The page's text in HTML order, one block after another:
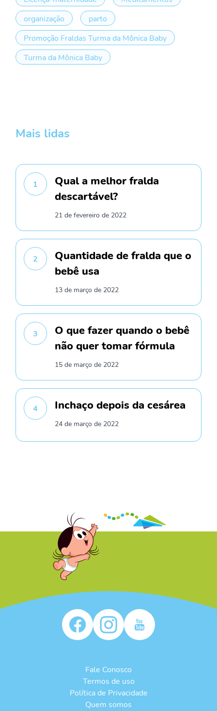
organização
parto
Promoção Fraldas Turma da Mônica Baby
Turma da Mônica Baby
Mais lidas
1
Qual a melhor fralda
descartável?
21 de fevereiro de 2022
2
Quantidade de fralda que o
bebê usa
13 de março de 2022
3
O que fazer quando o bebê
não quer tomar fórmula
15 de março de 2022
4 Inchaço depois da cesárea
24 de março de 2022
Fale Conosco
Termos de uso
Política de Privacidade
Quem somos